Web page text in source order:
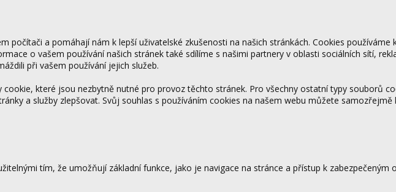
počítači a pomáhají nám k lepší uživatelské zkušenosti na našich stránkách. Cookies používáme
o vašem používání našich stránek také sdílíme s našimi partnery v oblasti sociálních sítí,
při vašem používání jejich služeb.
které jsou nezbytně nutné pro provoz těchto stránek. Pro všechny ostatní typy souborů
a služby zlepšovat. Svůj souhlas s používáním cookies na našem webu můžete
tím, že umožňují základní funkce, jako je navigace na stránce a přístup k zabezpečeným